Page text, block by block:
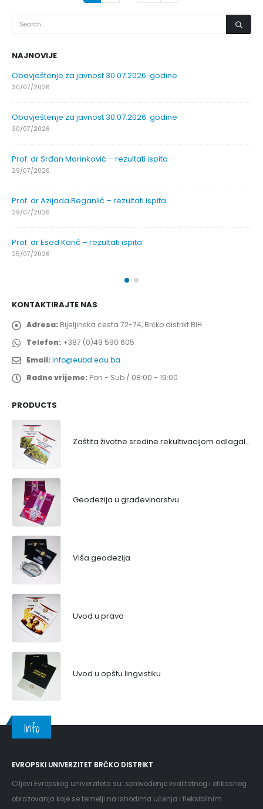
NAJNOVIJE
Obavještenje za javnost 30.07.2026. godine
30/07/2026
Obavještenje za javnost 30.07.2026. godine
30/07/2026
Prof. dr Srđan Marinković – rezultati ispita
29/07/2026
Prof. dr Azijada Beganlić – rezultati ispita
29/07/2026
Prof. dr Esed Karić – rezultati ispita
25/07/2026
KONTAKTIRAJTE NAS
Adresa: Bijeljinska cesta 72-74, Brčko distrikt BiH
Telefon: +387 (0)49 590 605
Email:info@eubd.edu.ba
Radno vrijeme: Pon - Sub / 08:00 - 19:00
PRODUCTS
Zaštita životne sredine rekultivacijom odlagališta
Geodezija u građevinarstvu
Viša geodezija
Uvod u pravo
Uvod u opštu lingvistiku
Info
EVROPSKI UNIVERZITET BRČKO DISTRIKT
Ciljevi Evropskog univerziteta su: sprovođenje kvalitetnog i efikasnog
obrazovanja koje se temelji na ishodima učenja i fleksibilnim